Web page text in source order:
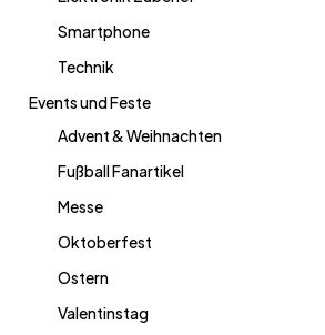
Smartphone
Technik
Events und Feste
Advent & Weihnachten
Fußball Fanartikel
Messe
Oktoberfest
Ostern
Valentinstag